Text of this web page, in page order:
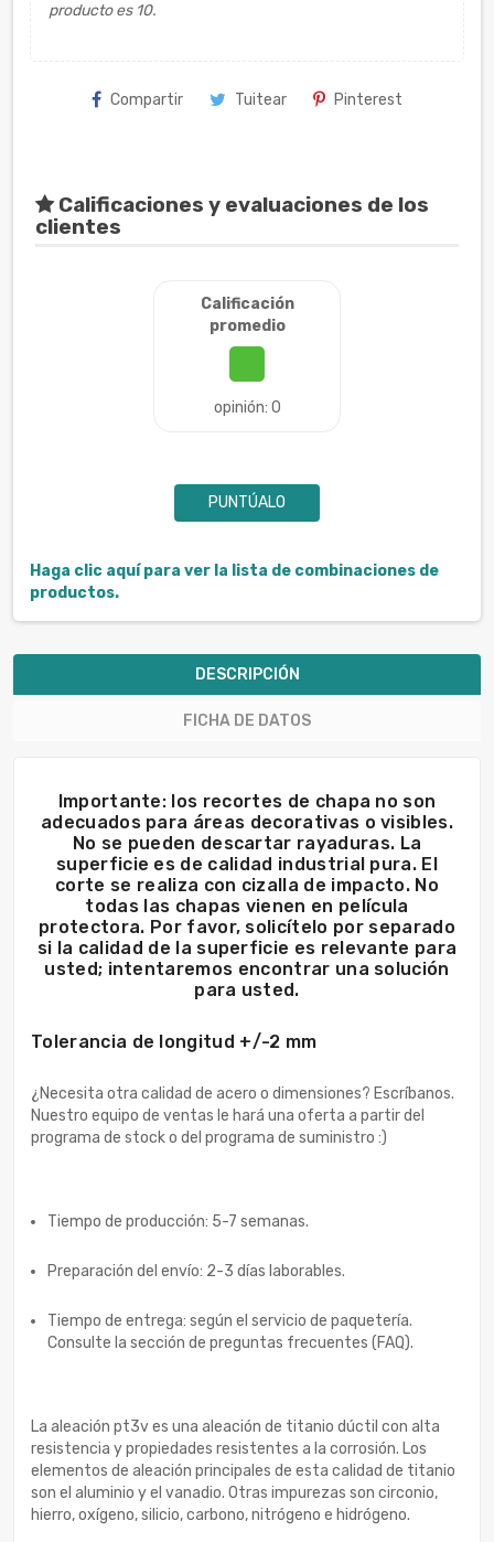
producto es 10.
Compartir Tuitear Pinterest
Calificaciones y evaluaciones de los
clientes
Calificación
promedio
opinión: 0
PUNTÚALO
Haga clic aquí para ver la lista de combinaciones de
productos.
DESCRIPCIÓN
FICHA DE DATOS
Importante: los recortes de chapa no son
adecuados para áreas decorativas o visibles.
No se pueden descartar rayaduras. La
superficie es de calidad industrial pura. El
corte se realiza con cizalla de impacto. No
todas las chapas vienen en película
protectora. Por favor, solicítelo por separado
si la calidad de la superficie es relevante para
usted; intentaremos encontrar una solución
para usted.
Tolerancia de longitud +/-2 mm
¿Necesita otra calidad de acero o dimensiones? Escríbanos.
Nuestro equipo de ventas le hará una oferta a partir del
programa de stock o del programa de suministro :)
Tiempo de producción: 5-7 semanas.
Preparación del envío: 2-3 días laborables.
Tiempo de entrega: según el servicio de paquetería.
Consulte la sección de preguntas frecuentes (FAQ).
La aleación pt3v es una aleación de titanio dúctil con alta
resistencia y propiedades resistentes a la corrosión. Los
elementos de aleación principales de esta calidad de titanio
son el aluminio y el vanadio. Otras impurezas son circonio,
hierro, oxígeno, silicio, carbono, nitrógeno e hidrógeno.